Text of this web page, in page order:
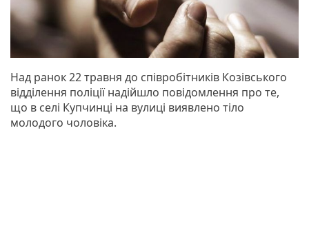
Над ранок 22 травня до співробітників Козівського
відділення поліції надійшло повідомлення про те,
що в селі Купчинці на вулиці виявлено тіло
молодого чоловіка.